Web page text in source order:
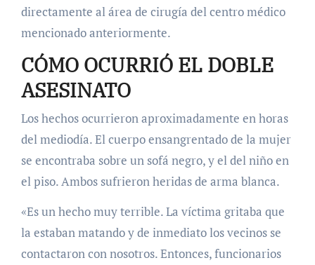
directamente al área de cirugía del centro médico
mencionado anteriormente.
CÓMO OCURRIÓ EL DOBLE
ASESINATO
Los hechos ocurrieron aproximadamente en horas
del mediodía. El cuerpo ensangrentado de la mujer
se encontraba sobre un sofá negro, y el del niño en
el piso. Ambos sufrieron heridas de arma blanca.
«Es un hecho muy terrible. La víctima gritaba que
la estaban matando y de inmediato los vecinos se
contactaron con nosotros. Entonces, funcionarios